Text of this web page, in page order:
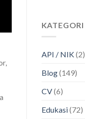
KATEGORI
API / NIK(2)
Blog(149)
CV(6)
Edukasi(72)